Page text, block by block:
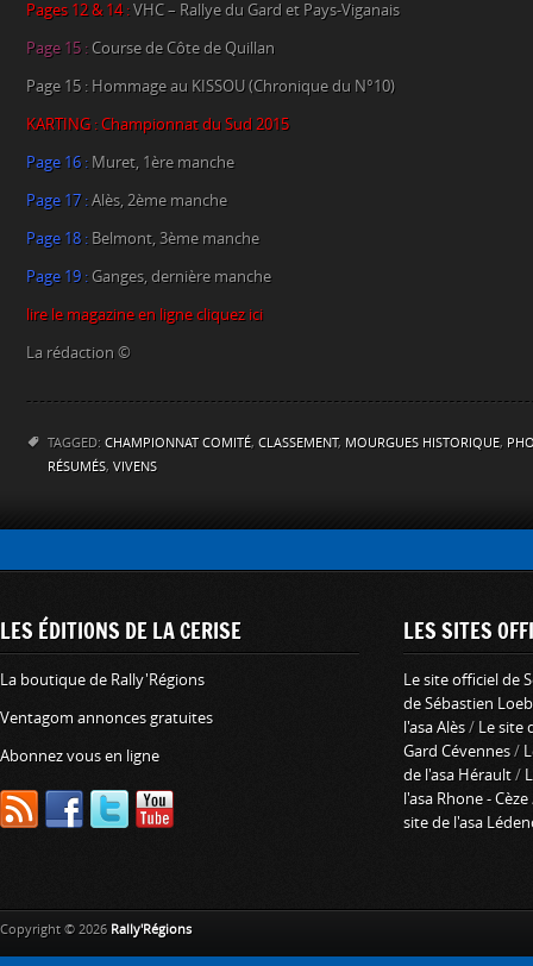
Pages 12 & 14 : VHC – Rallye du Gard et Pays-Viganais
Page 15 : Course de Côte de Quillan
Page 15 : Hommage au KISSOU (Chronique du N°10)
KARTING : Championnat du Sud 2015
Page 16 : Muret, 1ère manche
Page 17 : Alès, 2ème manche
Page 18 : Belmont, 3ème manche
Page 19 : Ganges, dernière manche
lire le magazine en ligne cliquez ici
La rédaction ©
TAGGED: CHAMPIONNAT COMITÉ, CLASSEMENT, MOURGUES HISTORIQUE,
RÉSUMÉS, VIVENS
LES ÉDITIONS DE LA CERISE
La boutique de Rally'Régions
Ventagom annonces gratuites
Abonnez vous en ligne
LES SITES
Le site officiel de
de Sébastien Loeb
l'asa Alès/ Le site
Gard Cévennes/
de l'asa Hérault/
l'asa Rhone - Cèze
site de l'asa
Copyright © 2026 Rally'Régions